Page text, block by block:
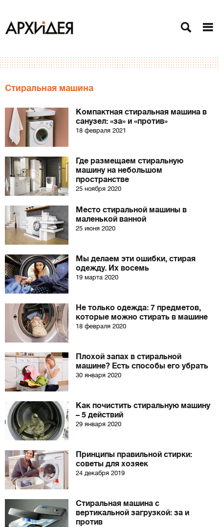
Стиральная машина
Компактная стиральная машина в
санузел: «за» и «против»
18 февраля 2021
Где размещаем стиральную
машину на небольшом
пространстве
25 ноября 2020
Место стиральной машины в
маленькой ванной
25 июня 2020
Мы делаем эти ошибки, стирая
одежду. Их восемь
19 марта 2020
Не только одежда: 7 предметов,
которые можно стирать в машине
18 февраля 2020
Плохой запах в стиральной
машине? Есть способы его убрать
30 января 2020
Как почистить стиральную машину
– 5 действий
29 января 2020
Принципы правильной стирки:
советы для хозяек
24 декабря 2019
Стиральная машина с
вертикальной загрузкой: за и
против